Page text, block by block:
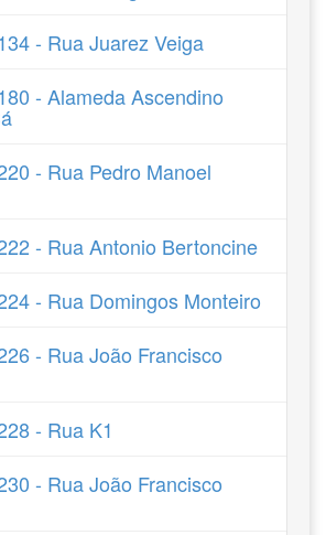
- Rua Juarez Veiga
- Alameda Ascendino
- Rua Pedro Manoel
- Rua Antonio Bertoncine
- Rua Domingos Monteiro
- Rua João Francisco
- Rua K1
- Rua João Francisco